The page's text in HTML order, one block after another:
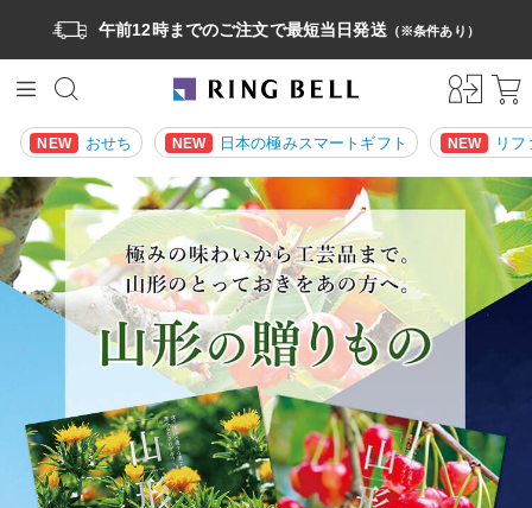
午前12時までのご注文で最短当日発送（※条件あり）
NEW おせち NEW 日本の極みスマートギフト NEW リ